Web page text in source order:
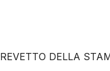
DELLA